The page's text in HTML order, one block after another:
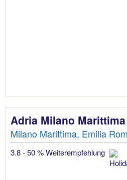
Adria Milano Marittima
Milano Marittima, Emilia
3.8 - 50 % Weiterempfehlung